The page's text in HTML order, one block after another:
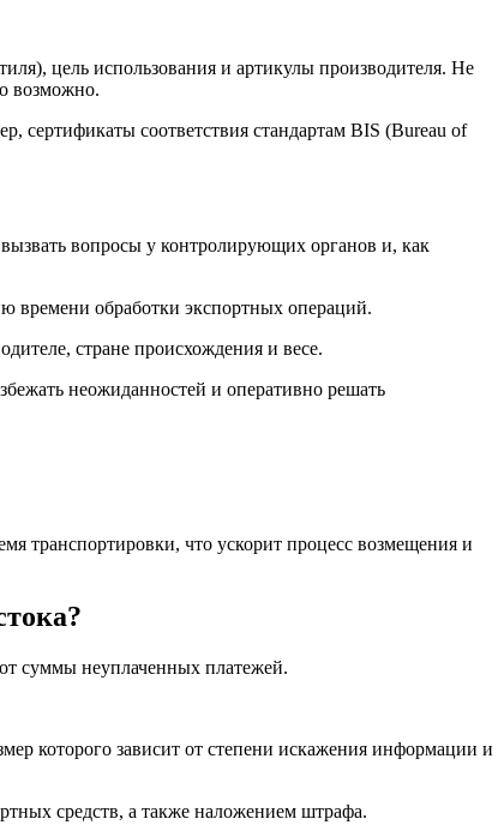
цель использования и артикулы производителя. Не
возможно.
сертификаты соответствия стандартам BIS (Bureau of
вопросы у контролирующих органов и, как
времени обработки экспортных операций.
стране происхождения и весе.
неожиданностей и оперативно решать
транспортировки, что ускорит процесс возмещения и
суммы неуплаченных платежей.
которого зависит от степени искажения информации и
средств, а также наложением штрафа.